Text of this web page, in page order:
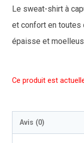
Le sweat-shirt à
et confort en toutes
épaisse et
Ce produit est
Avis (0)